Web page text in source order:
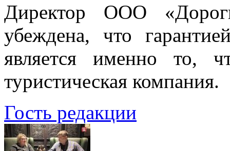
Директор ООО
убеждена, что
является именно то,
туристическая компания.
Гость редакции